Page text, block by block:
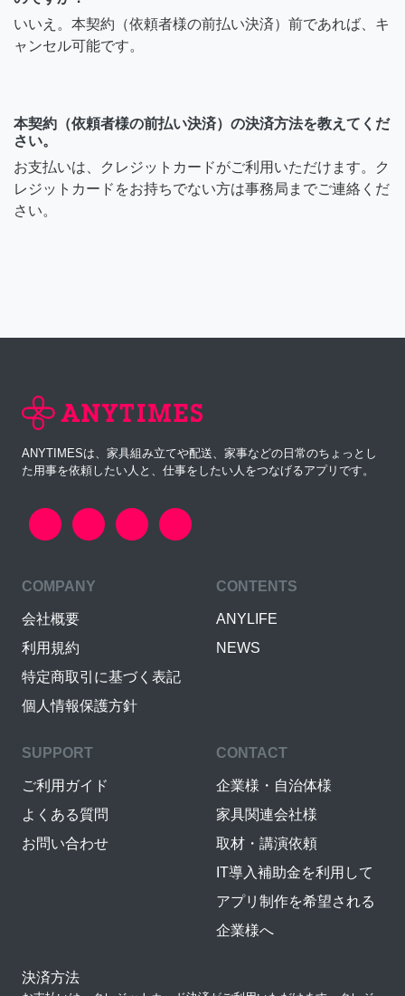
いいえ。本契約（依頼者様の前払い決済）前であれば、キ
ャンセル可能です。
本契約（依頼者様の前払い決済）の決済方法を教えてくだ
さい。
お支払いは、クレジットカードがご利用いただけます。ク
レジットカードをお持ちでない方は事務局までご連絡くだ
さい。
ANYTIMESは、家具組み立てや配送、家事などの日常のちょっとし
た用事を依頼したい人と、仕事をしたい人をつなげるアプリです。
COMPANY
会社概要
利用規約
特定商取引に基づく表記
個人情報保護方針
CONTENTS
ANYLIFE
NEWS
SUPPORT
ご利用ガイド
よくある質問
お問い合わせ
CONTACT
企業様・自治体様
家具関連会社様
取材・講演依頼
IT導入補助金を利用して
アプリ制作を希望される
企業様へ
決済方法